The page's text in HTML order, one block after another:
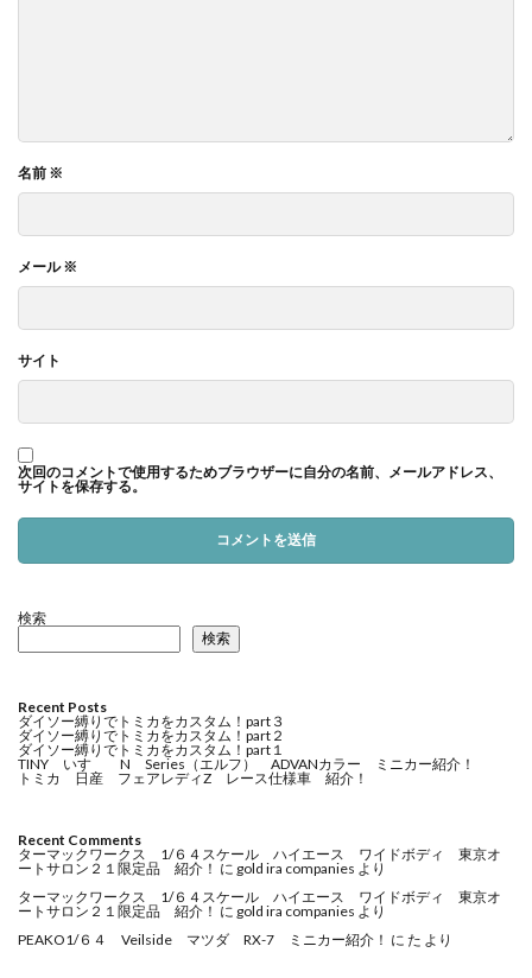
名前 ※
メール※
サイト
次回のコメントで使用するためブラウザーに自分の名前、メールアドレス、
サイトを保存する。
検索
検索
Recent Posts
ダイソー縛りでトミカをカスタム！part３
ダイソー縛りでトミカをカスタム！part２
ダイソー縛りでトミカをカスタム！part１
TINY いすゞ N Series（エルフ） ADVANカラー ミニカー紹介！
トミカ 日産 フェアレディZ レース仕様車 紹介！
Recent Comments
ターマックワークス 1/６４スケール ハイエース ワイドボディ 東京オ
ートサロン２１限定品 紹介！ に gold ira companies より
ターマックワークス 1/６４スケール ハイエース ワイドボディ 東京オ
ートサロン２１限定品 紹介！ に gold ira companies より
PEAKO1/６４ Veilside マツダ RX-7 ミニカー紹介！ に た より